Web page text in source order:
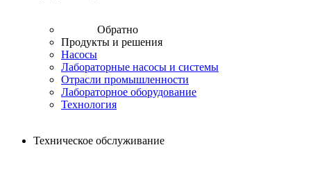
Обратно
Продукты и решения
Насосы
Лабораторные насосы и системы
Отрасли промышленности
Лабораторное оборудование
Технология
Техническое обслуживание